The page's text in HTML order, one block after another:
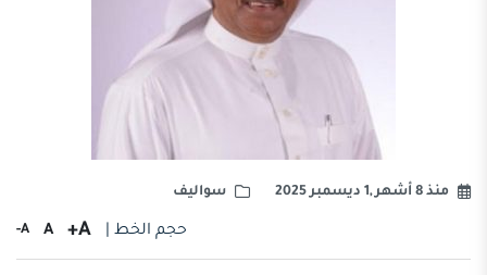
منذ 8 أشهر ,1 ديسمبر 2025 سواليف
حجم الخط | A+
A
A-